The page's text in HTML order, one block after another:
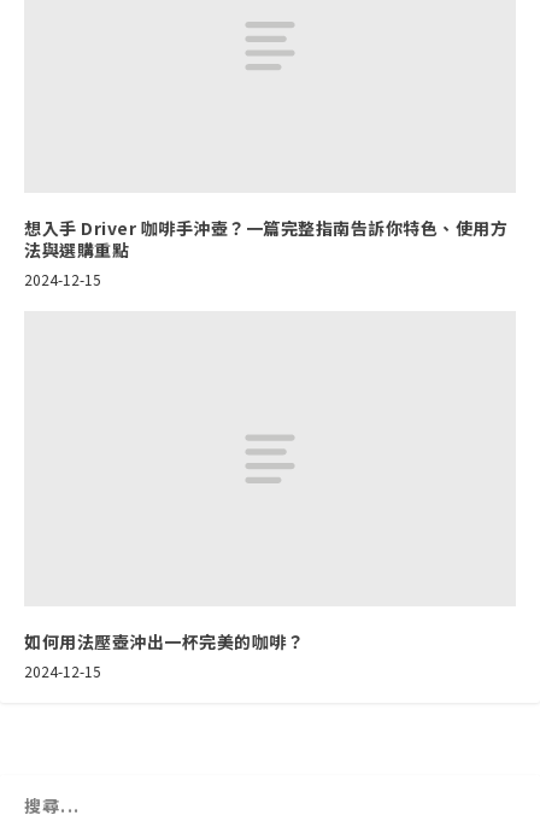
想入手 Driver 咖啡手沖壺？一篇完整指南告訴你特色、使用方
法與選購重點
2024-12-15
如何用法壓壺沖出一杯完美的咖啡？
2024-12-15